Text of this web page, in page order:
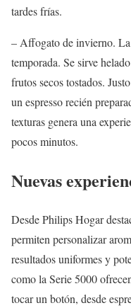
tardes frías.
– Affogato de invierno. La
temporada. Se sirve
frutos secos tostados.
un espresso recién
texturas genera una
pocos minutos.
Nuevas
Desde Philips Hogar
permiten personalizar
resultados uniformes y
como la Serie 5000
tocar un botón, desde